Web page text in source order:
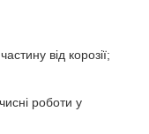
від корозії;
роботи у